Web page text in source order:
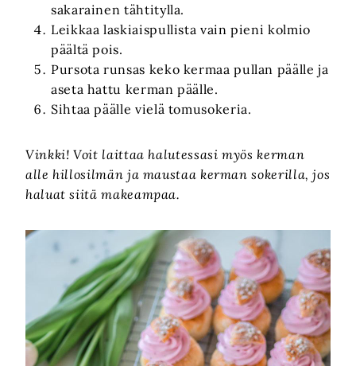
sakarainen tähtitylla.
Leikkaa laskiaispullista vain pieni kolmio
päältä pois.
Pursota runsas keko kermaa pullan päälle ja
aseta hattu kerman päälle.
Sihtaa päälle vielä tomusokeria.
Vinkki! Voit laittaa halutessasi myös kerman
alle hillosilmän ja maustaa kerman sokerilla, jos
haluat siitä makeampaa.